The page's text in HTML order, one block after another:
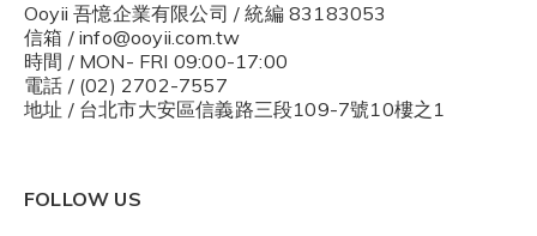
Ooyii 吾憶企業有限公司 / 統編 83183053
信箱 / info@ooyii.com.tw
時間 / MON- FRI 09:00-17:00
電話 / (02) 2702-7557
地址 / 台北市大安區信義路三段109-7號10樓之1
FOLLOW US